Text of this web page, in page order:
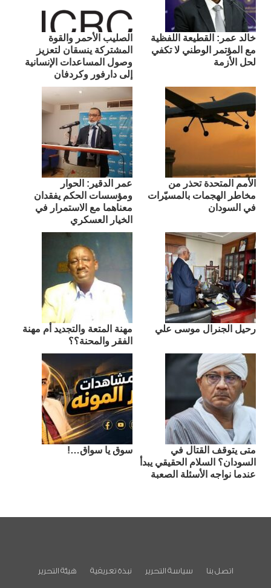
​خالد عمر: القطيعة اللفظية
مع المؤتمر الوطني لا تكفي
لحل الأزمة
الصليب الأحمر والقوة
المشتركة ينسقان لتعزيز
وصول المساعدات الإنسانية
إلى دارفور وكردفان
الأمم المتحدة تحذر من
مخاطر الهجمات بالمسيّرات
في السودان
عمر الدقير: الحوار
ومؤسسات الحكم يفقدان
معناهما مع الاستمرار في
الخيار العسكري
رحيل الجنرال موسى علي
مهنة المتعة والتجديد أم مهنة
الفقر والمحنة؟؟
متى يتوقف القتال في
السودان؟ السلام الحقيقي يبدأ
عندما نواجه الأسئلة الصعبة
سوق يا سواق…!
اتصل بنا سياسة التحرير نبذة تعريفية هيئة التحرير